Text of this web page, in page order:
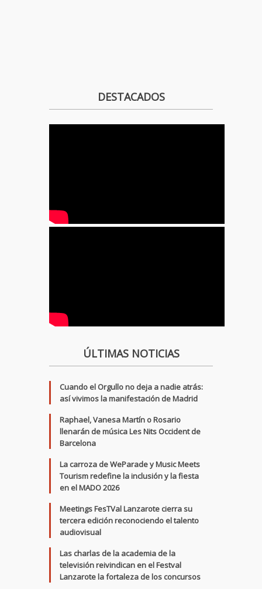
DESTACADOS
ÚLTIMAS NOTICIAS
Cuando el Orgullo no deja a nadie atrás:
así vivimos la manifestación de Madrid
Raphael, Vanesa Martín o Rosario
llenarán de música Les Nits Occident de
Barcelona
La carroza de WeParade y Music Meets
Tourism redefine la inclusión y la fiesta
en el MADO 2026
Meetings FesTVal Lanzarote cierra su
tercera edición reconociendo el talento
audiovisual
Las charlas de la academia de la
televisión reivindican en el Festval
Lanzarote la fortaleza de los concursos